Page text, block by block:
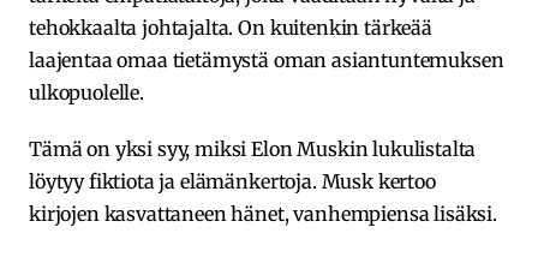
tehokkaalta johtajalta. On kuitenkin tärkeää
laajentaa omaa tietämystä oman asiantuntemuksen
ulkopuolelle.
Tämä on yksi syy, miksi Elon Muskin lukulistalta
löytyy fiktiota ja elämänkertoja. Musk kertoo
kirjojen kasvattaneen hänet, vanhempiensa lisäksi.